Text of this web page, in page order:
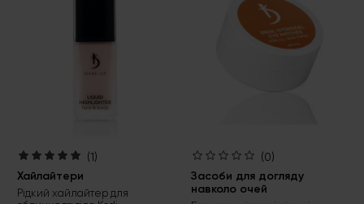
(1)
Хайлайтери
Рідкий хайлайтер для
(0)
Засоби для догляду
навколо очей